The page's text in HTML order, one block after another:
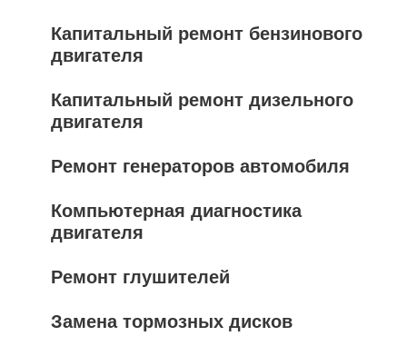
Капитальный ремонт бензинового
двигателя
Капитальный ремонт дизельного
двигателя
Ремонт генераторов автомобиля
Компьютерная диагностика
двигателя
Ремонт глушителей
Замена тормозных дисков